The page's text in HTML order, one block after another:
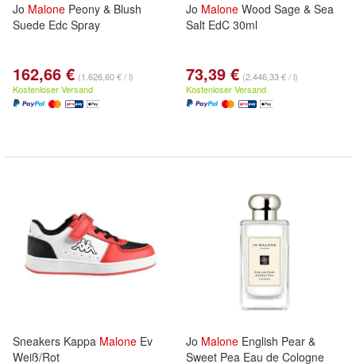
Jo Malone Peony & Blush
Suede Edc Spray
162,66 € (1.626,60 € / l)
Kostenloser Versand
Jo Malone Wood Sage & Sea
Salt EdC 30ml
73,39 € (2.446,33 € / l)
Kostenloser Versand
Sneakers Kappa Malone Ev
Weiß/Rot
Jo Malone English Pear &
Sweet Pea Eau de Cologne